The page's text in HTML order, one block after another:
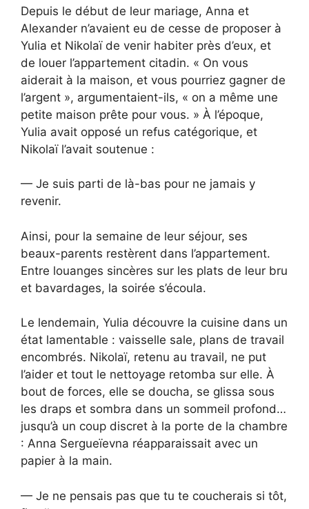
Depuis le début de leur mariage, Anna et
Alexander n’avaient eu de cesse de proposer à
Yulia et Nikolaï de venir habiter près d’eux, et
de louer l’appartement citadin. « On vous
aiderait à la maison, et vous pourriez gagner de
l’argent », argumentaient-ils, « on a même une
petite maison prête pour vous. » À l’époque,
Yulia avait opposé un refus catégorique, et
Nikolaï l’avait soutenue :
— Je suis parti de là-bas pour ne jamais y
revenir.
Ainsi, pour la semaine de leur séjour, ses
beaux-parents restèrent dans l’appartement.
Entre louanges sincères sur les plats de leur bru
et bavardages, la soirée s’écoula.
Le lendemain, Yulia découvre la cuisine dans un
état lamentable : vaisselle sale, plans de travail
encombrés. Nikolaï, retenu au travail, ne put
l’aider et tout le nettoyage retomba sur elle. À
bout de forces, elle se doucha, se glissa sous
les draps et sombra dans un sommeil profond…
jusqu’à un coup discret à la porte de la chambre
: Anna Sergueïevna réapparaissait avec un
papier à la main.
— Je ne pensais pas que tu te coucherais si tôt,